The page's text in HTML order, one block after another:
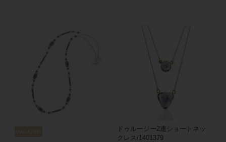
ドゥルージー2連ショートネッ
クレス/1401379